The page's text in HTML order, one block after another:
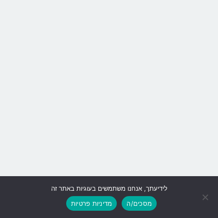
גלילה
לראש
לידיעתך, אנחנו משתמשים בעוגיות באתר זה
מסכים/ה
מדיניות פרטיות